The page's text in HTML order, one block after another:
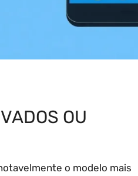
OU
o modelo mais